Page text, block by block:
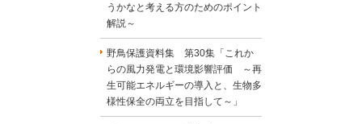
うかなと考える方のためのポイント
解説～
野鳥保護資料集 第30集「これか
らの風力発電と環境影響評価 ～再
生可能エネルギーの導入と、生物多
様性保全の両立を目指して～」